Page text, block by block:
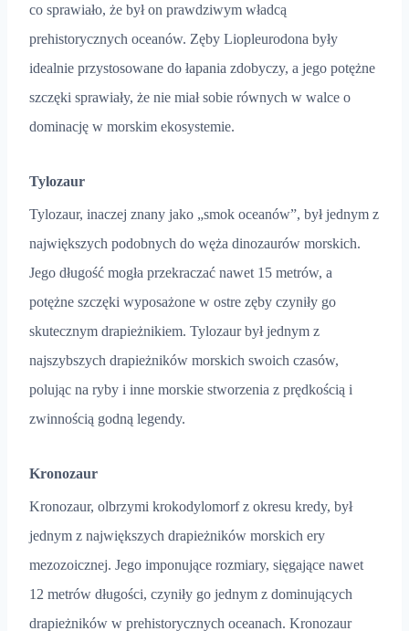
co sprawiało, że był on prawdziwym władcą
prehistorycznych oceanów. Zęby Liopleurodona były
idealnie przystosowane do łapania zdobyczy, a jego potężne
szczęki sprawiały, że nie miał sobie równych w walce o
dominację w morskim ekosystemie.
Tylozaur
Tylozaur, inaczej znany jako „smok oceanów”, był jednym z
największych podobnych do węża dinozaurów morskich.
Jego długość mogła przekraczać nawet 15 metrów, a
potężne szczęki wyposażone w ostre zęby czyniły go
skutecznym drapieżnikiem. Tylozaur był jednym z
najszybszych drapieżników morskich swoich czasów,
polując na ryby i inne morskie stworzenia z prędkością i
zwinnością godną legendy.
Kronozaur
Kronozaur, olbrzymi krokodylomorf z okresu kredy, był
jednym z największych drapieżników morskich ery
mezozoicznej. Jego imponujące rozmiary, sięgające nawet
12 metrów długości, czyniły go jednym z dominujących
drapieżników w prehistorycznych oceanach. Kronozaur